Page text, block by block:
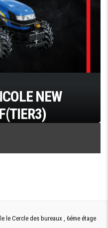
NEW
le Cercle des bureaux , 6éme étage